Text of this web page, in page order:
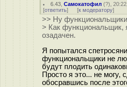
6.43 ,Самокатофил (?),
[ответить] [к модератору]
>> Ну
> Как функциональщик,
озадачен.
Я попытался
функциональщики не
будут плодить
Просто я это... не могу,
обосравшись после